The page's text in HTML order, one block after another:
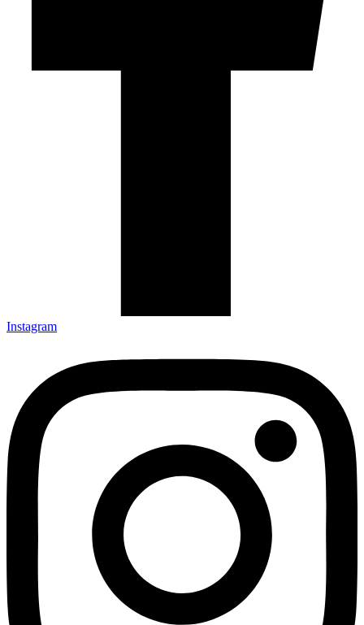
Instagram